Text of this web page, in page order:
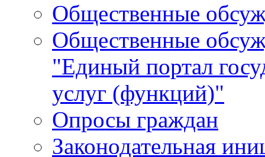
Общественные
Общественные
"Единый портал
услуг (функций)"
Опросы граждан
Законодательная